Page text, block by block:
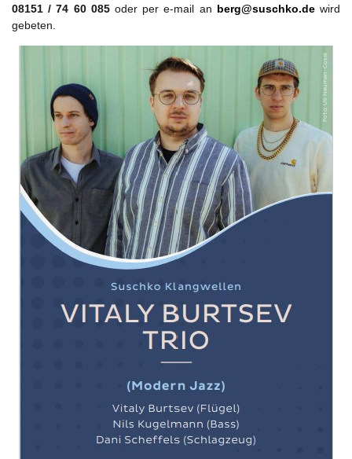
08151 / 74 60 085 oder per e-mail an berg@suschko.dewird
gebeten.